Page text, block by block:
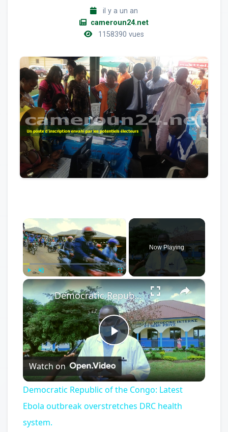
il y a un an
cameroun24.net
1158390 vues
×
Play Unmute
Now Playing
×
Play
Video
Democratic Republic of the Congo: Latest Ebola outbreak overstretches DRC health system.
Watch on
Democratic Republic of the Congo: Latest
Ebola outbreak overstretches DRC health
system.